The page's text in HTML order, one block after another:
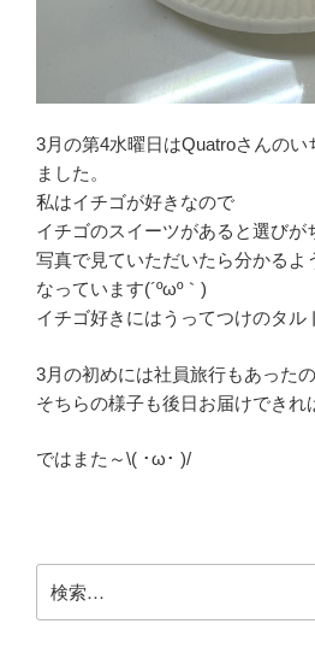
3月の第4水曜日はQuatroさんのい
ました。
私はイチゴが好きなので
イチゴのスイーツがあると選びが
写真で見ていただいたら分かるよ
なっています(´ºωº｀)
イチゴ好きにはうってつけのタル
3月の初めには社員旅行もあったの
そちらの様子も後日お届けできれ
ではまた～\( ･ω･ )/
索: